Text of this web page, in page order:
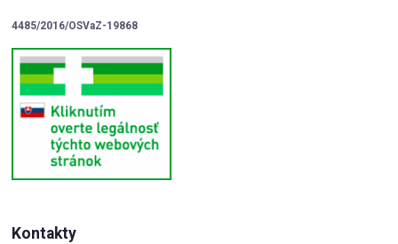
4485/2016/OSVaZ-19868
Kontakty